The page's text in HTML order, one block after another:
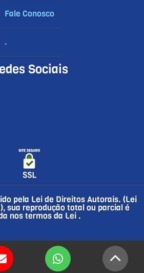
Fale Conosco
.
Sociais
pela Lei de Direitos Autorais. (Lei
sua reprodução total ou parcial é
nos termos da Lei .